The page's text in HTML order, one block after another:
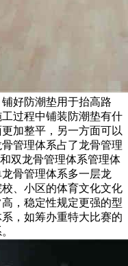
好防潮垫用于抬高路
过程中铺装防潮垫有什
加整平，另一方面可以
管理体系占了龙骨管理
双龙骨管理体系管理体
骨管理体系多一层龙
、小区的体育文化文化
，稳定性规定更强的型
，如筹办重特大比赛的